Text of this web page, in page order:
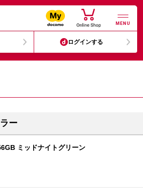
MENU
ログインする
ー
ミッドナイトグリーン